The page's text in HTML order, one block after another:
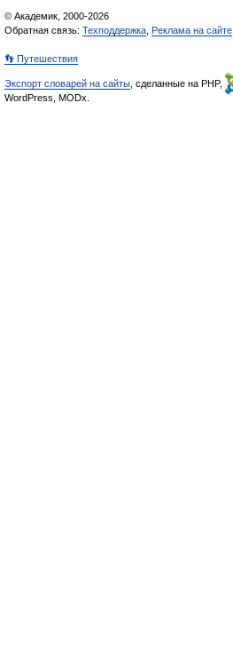
© Академик, 2000-2026
Обратная связь: Техподдержка Реклама на сайте
👣 Путешествия
Экспорт словарей на сайты , сделанные на PHP,
WordPress, MODx.